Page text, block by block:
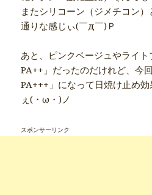
またシリコーン（ジメチコン
通りな感じぃ(￣д￣)Ｐ
あと、ピンクベージュやライト
PA++」だったのだけれど、今
PA+++」になって日焼け止め
ぇ(・ω・)ノ
スポンサーリンク